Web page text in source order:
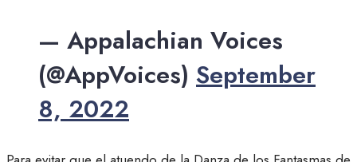
— Appalachian Voices
(@AppVoices) September
8, 2022